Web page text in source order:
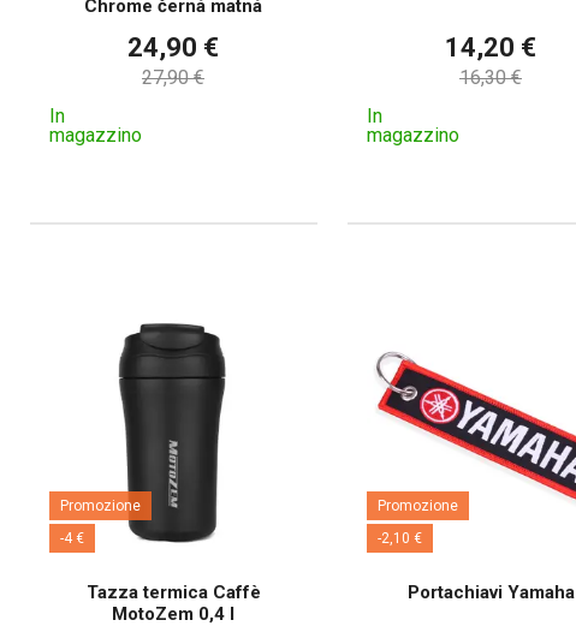
Chrome černá matná
24,90 €
27,90 €
In
magazzino
14,20 €
16,30 €
In
magazzino
Promozione
-4 €
Tazza termica Caffè
MotoZem 0,4 l
Promozione
-2,10 €
Portachiavi Yamaha